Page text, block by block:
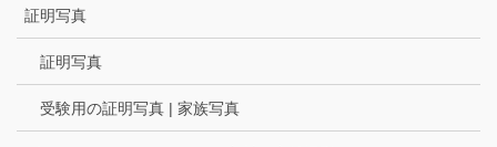
証明写真
証明写真
受験用の証明写真 | 家族写真